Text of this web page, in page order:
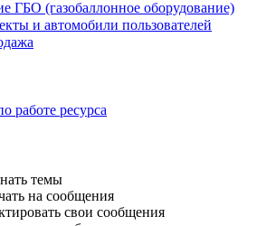
ГБО (газобаллонное оборудование)
и автомобили пользователей
ресурса
темы
на сообщения
свои сообщения